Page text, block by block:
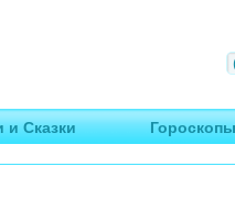
путешествия
и Сказки Гороскопы